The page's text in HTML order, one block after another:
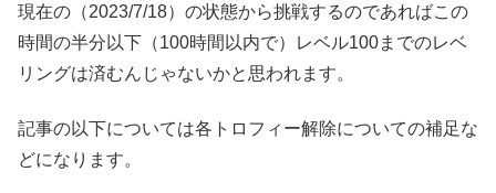
現在の（2023/7/18）の状態から挑戦するのであればこの
時間の半分以下（100時間以内で）レベル100までのレベ
リングは済むんじゃないかと思われます。
記事の以下については各トロフィー解除についての補足な
どになります。